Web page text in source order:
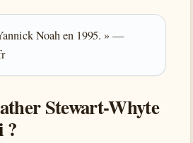
Noah en 1995. » —
Stewart-Whyte
?